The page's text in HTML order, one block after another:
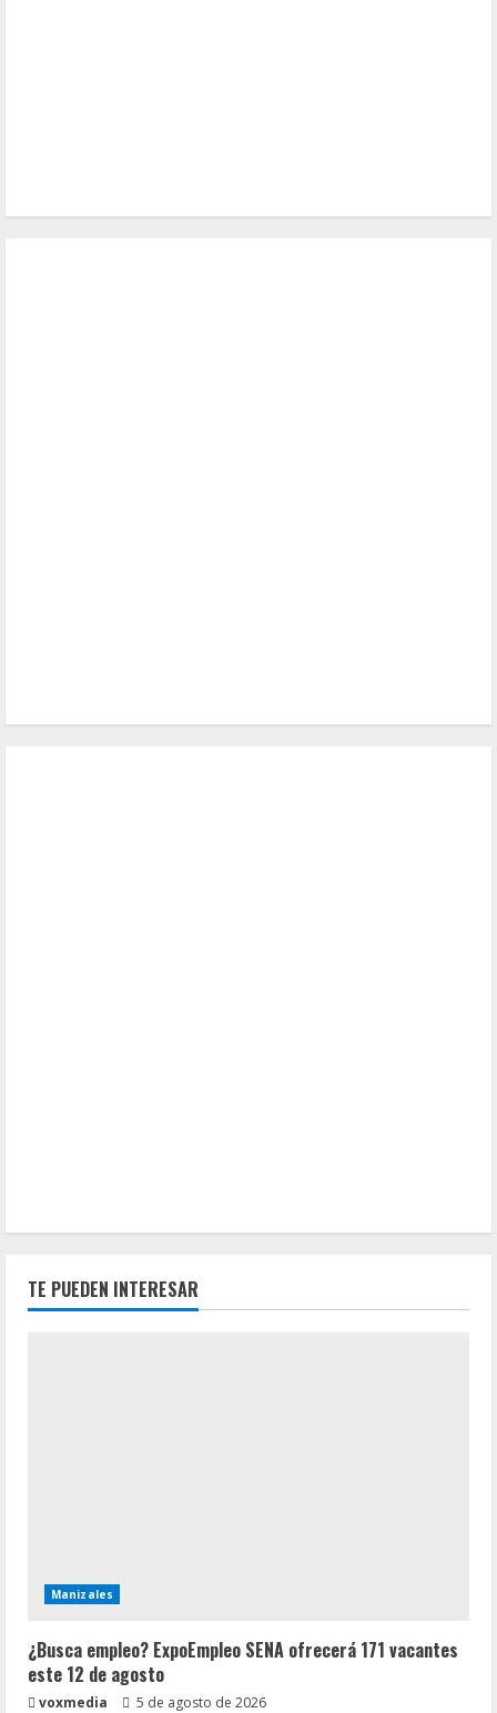
TE PUEDEN INTERESAR
Manizales
¿Busca empleo? ExpoEmpleo SENA ofrecerá 171 vacantes
este 12 de agosto
voxmedia 5 de agosto de 2026